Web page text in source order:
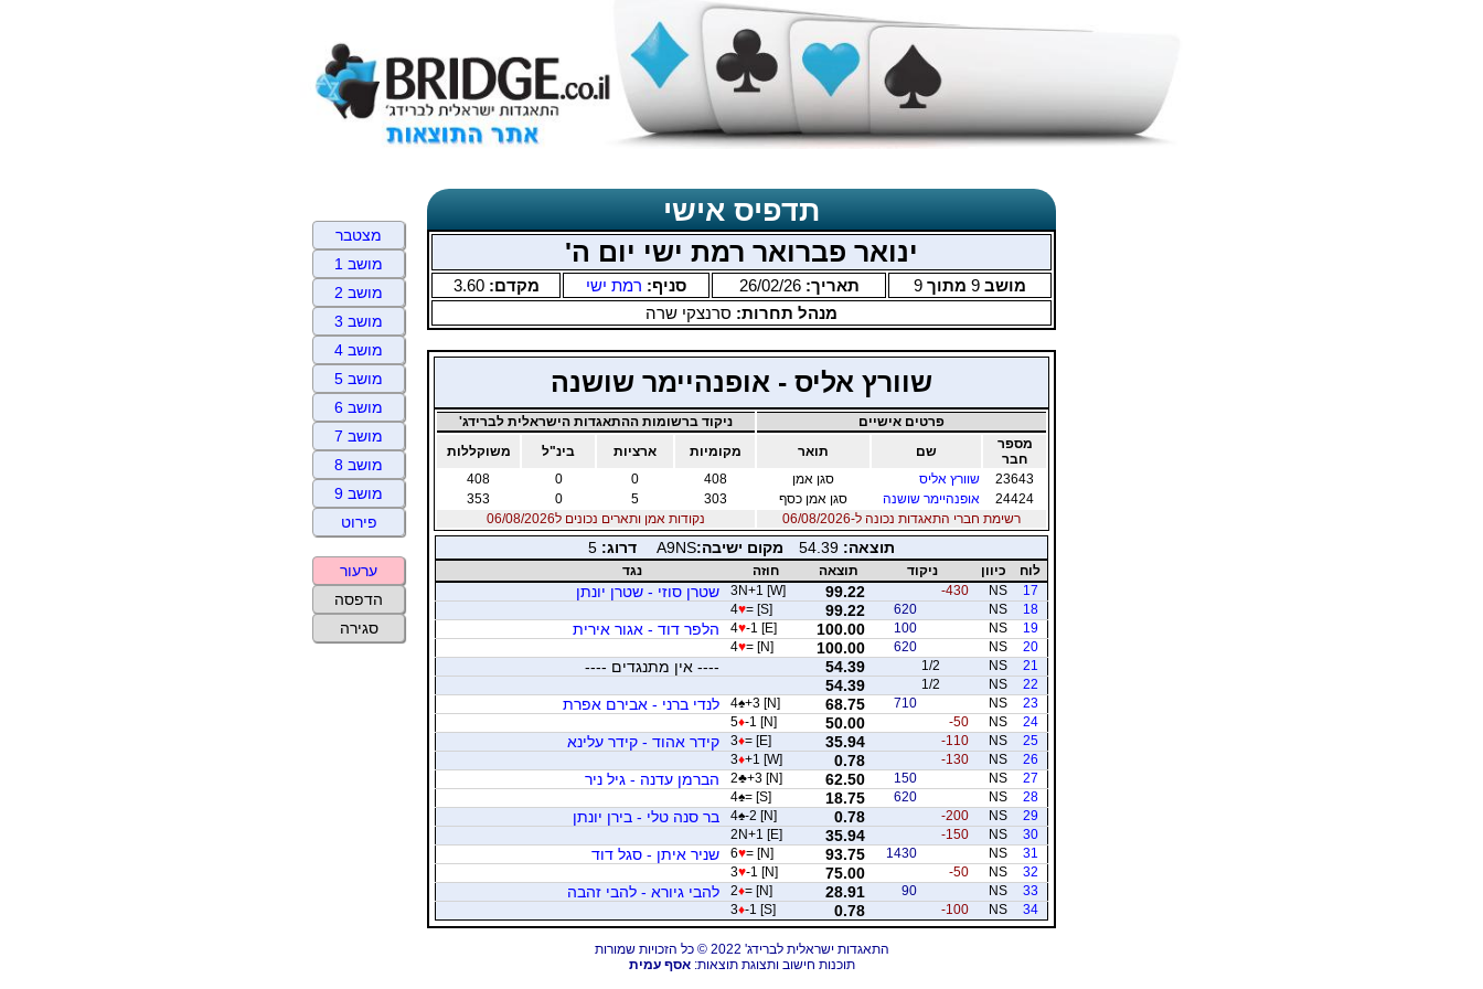
תדפיס אישי
ינואר פברואר רמת ישי יום ה'
מושב 9 מתוך 9 תאריך:26/02/26 סניף: רמת ישי מקדם:3.60
מנהל תחרות: סרנצקי שרה
שוורץ אליס - אופנהיימר שושנה
פרטים אישיים
ניקוד ברשומות ההתאגדות הישראלית לברידג'
מספר
חבר
שם תואר מקומיות ארציות בינ"ל
משוקללות
23643
שוורץ אליס סגן אמן 408
0
0
408
24424
אופנהיימר שושנה סגן אמן כסף 303
5
0
353
רשימת חברי התאגדות נכונה ל-06/08/2026
נקודות אמן ותארים נכונים ל06/08/2026
תוצאה: 54.39 מקום ישיבה:A9NS דרוג: 5
לוח כיוון ניקוד תוצאה חוזה
נגד
17
NS
-430
99.22
3N+1 [W] שטרן סוזי - שטרן יונתן
18
NS
620
99.22
4♥= [S]
19
NS
100
100.00
4♥-1 [E] הלפר דוד - אגור אירית
20
NS
620
100.00
4♥= [N]
21
NS
1/2
54.39 ---- אין מתנגדים ----
22
NS
1/2
54.39
23
NS
710
68.75
4♠+3 [N] לנדי ברני - אבירם אפרת
24
NS
-50
50.00
5♦-1 [N]
25
NS
-110
35.94
3♦= [E] קידר אהוד - קידר עלינא
26
NS
-130
0.78
3♦+1 [W]
27
NS
150
62.50
2♣+3 [N] הברמן עדנה - גיל ניר
28
NS
620
18.75
4♠= [S]
29
NS
-200
0.78
4♠-2 [N] בר סנה טלי - בירן יונתן
30
NS
-150
35.94
2N+1 [E]
31
NS
1430
93.75
6♥= [N] שניר איתן - סגל דוד
32
NS
-50
75.00
3♥-1 [N]
33
NS
90
28.91
2♦= [N] להבי גיורא - להבי זהבה
34
NS
-100
0.78
3♦-1 [S]
התאגדות ישראלית לברידג' 2022 © כל הזכויות שמורות
תוכנות חישוב ותצוגת תוצאות:אסף עמית
מצטבר
מושב 1
מושב 2
מושב 3
מושב 4
מושב 5
מושב 6
מושב 7
מושב 8
מושב 9
פירוט
ערעור
הדפסה
סגירה